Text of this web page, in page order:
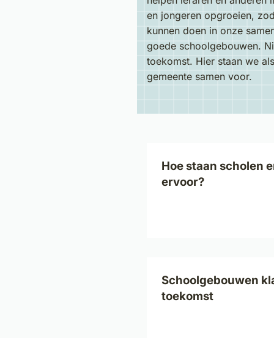
en jongeren opgroeien,
kunnen doen in onze
goede schoolgebouwen.
toekomst. Hier staan we
gemeente samen voor.
Hoe staan scholen
ervoor?
Schoolgebouwen
toekomst